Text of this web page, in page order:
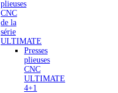
plieuses
CNC
de la
série
ULTIMATE
Presses
plieuses
CNC
ULTIMATE
4+1